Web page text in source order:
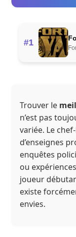
#1
Trouver le
n’est pas
variée. Le
d’enseignes
enquêtes
ou
joueur
existe
envies.